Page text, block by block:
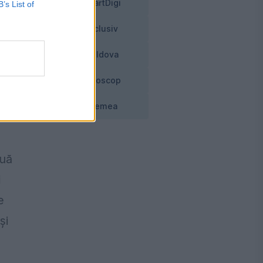
List of
SmartDigi
Exclusiv
Moldova
Horoscop
Vremea